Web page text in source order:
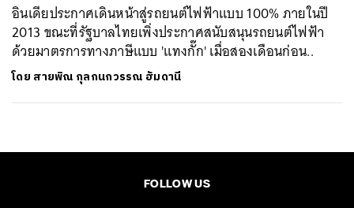
อินเดียประกาศเดินหน้าสู่รถยนต์ไฟฟ้าแบบ 100% ภายในปี
2013 ขณะที่รัฐบาลไทยเพิ่งประกาศสนับสนุนรถยนต์ไฟฟ้า
ด้วยมาตรการทางภาษีแบบ 'แทงกั๊ก' เมื่อสองเดือนก่อน..
โดย สายพิณ กุลกนกวรรณ ฮัมดานี
FOLLOW US